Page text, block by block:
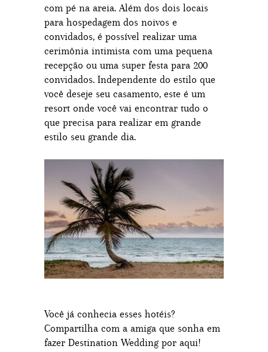
com pé na areia. Além dos dois locais
para hospedagem dos noivos e
convidados, é possível realizar uma
cerimônia intimista com uma pequena
recepção ou uma super festa para 200
convidados. Independente do estilo que
você deseje seu casamento, este é um
resort onde você vai encontrar tudo o
que precisa para realizar em grande
estilo seu grande dia.
Você já conhecia esses hotéis?
Compartilha com a amiga que sonha em
fazer Destination Wedding por aqui!